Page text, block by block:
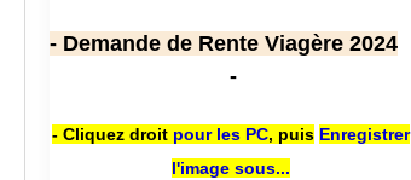
- Demande de Rente Viagère 2024
-
- Cliquez droit pour les PC, puis Enregistrer
l'image sous...